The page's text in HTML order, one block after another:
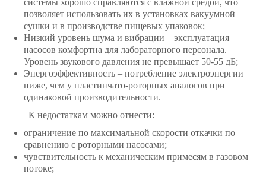
системы хорошо справляются с влажной средой, что
позволяет использовать их в установках вакуумной
сушки и в производстве пищевых упаковок;
Низкий уровень шума и вибрации – эксплуатация
насосов комфортна для лабораторного персонала.
Уровень звукового давления не превышает 50-55 дБ;
Энергоэффективность – потребление электроэнергии
ниже, чем у пластинчато-роторных аналогов при
одинаковой производительности.
К недостаткам можно отнести:
ограничение по максимальной скорости откачки по
сравнению с роторными насосами;
чувствительность к механическим примесям в газовом
потоке;